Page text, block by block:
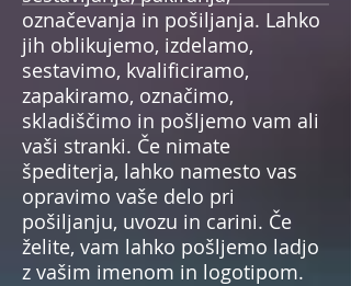
označevanja in pošiljanja. Lahko
jih oblikujemo, izdelamo,
sestavimo, kvalificiramo,
zapakiramo, označimo,
skladiščimo in pošljemo vam ali
vaši stranki. Če nimate
špediterja, lahko namesto vas
opravimo vaše delo pri
pošiljanju, uvozu in carini. Če
želite, vam lahko pošljemo ladjo
z vašim imenom in logotipom.